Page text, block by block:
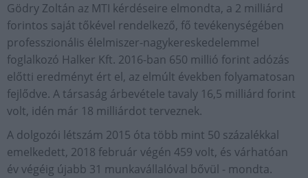
Gödry Zoltán az MTI kérdéseire elmondta, a 2 milliárd
forintos saját tőkével rendelkező, fő tevékenységében
professzionális élelmiszer-nagykereskedelemmel
foglalkozó Halker Kft. 2016-ban 650 millió forint adózás
előtti eredményt ért el, az elmúlt években folyamatosan
fejlődve. A társaság árbevétele tavaly 16,5 milliárd forint
volt, idén már 18 milliárdot terveznek.
A dolgozói létszám 2015 óta több mint 50 százalékkal
emelkedett, 2018 február végén 459 volt, és várhatóan
év végéig újabb 31 munkavállalóval bővül - mondta.